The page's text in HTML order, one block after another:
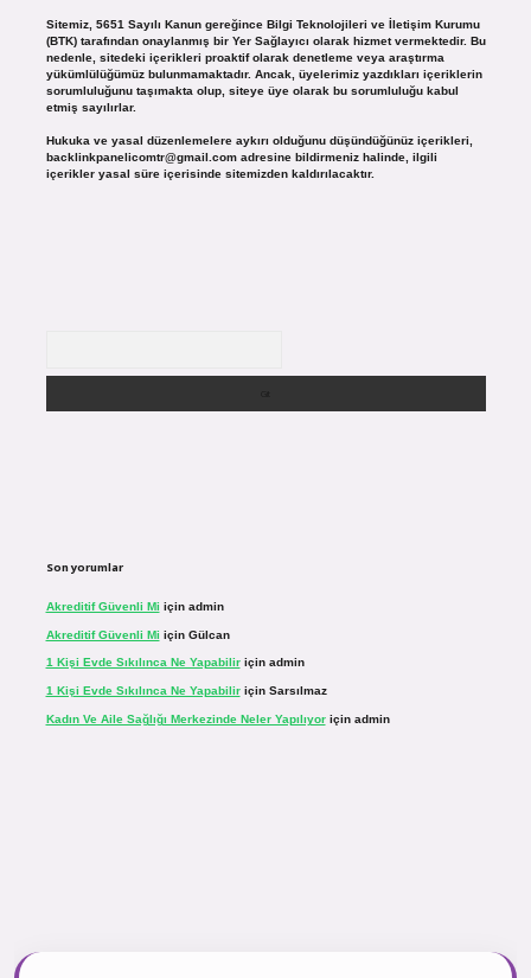
Sitemiz, 5651 Sayılı Kanun gereğince Bilgi Teknolojileri ve İletişim Kurumu
(BTK) tarafından onaylanmış bir Yer Sağlayıcı olarak hizmet vermektedir. Bu
nedenle, sitedeki içerikleri proaktif olarak denetleme veya araştırma
yükümlülüğümüz bulunmamaktadır. Ancak, üyelerimiz yazdıkları içeriklerin
sorumluluğunu taşımakta olup, siteye üye olarak bu sorumluluğu kabul
etmiş sayılırlar.
Hukuka ve yasal düzenlemelere aykırı olduğunu düşündüğünüz içerikleri,
backlinkpanelicomtr@gmail.comadresine bildirmeniz halinde, ilgili
içerikler yasal süre içerisinde sitemizden kaldırılacaktır.
Son yorumlar
Akreditif Güvenli Mi için admin
Akreditif Güvenli Mi için Gülcan
1 Kişi Evde Sıkılınca Ne Yapabiliriçin admin
1 Kişi Evde Sıkılınca Ne Yapabiliriçin Sarsılmaz
Kadın Ve Aile Sağlığı Merkezinde Neler Yapılıyoriçin admin